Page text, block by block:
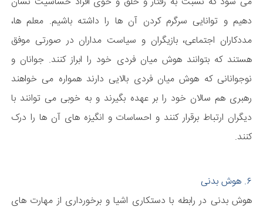
دهیم و توانایی سرگرم کردن آن ها را داشته باشیم. معلم ها،
مددکاران اجتماعی، بازیگران و سیاست مداران در صورتی موفق
هستند که بتوانند هوش میان فردی خود را ابراز کنند. جوانان و
نوجوانانی که هوش میان فردی بالایی دارند همواره می خواهند
رهبری هم سالان خود را بر عهده بگیرند و به خوبی می توانند با
دیگران ارتباط برقرار کنند و احساسات و انگیزه های آن ها را درک
کنند.
۶. هوش بدنی
هوش بدنی در رابطه با دستکاری اشیا و برخورداری از مهارت های